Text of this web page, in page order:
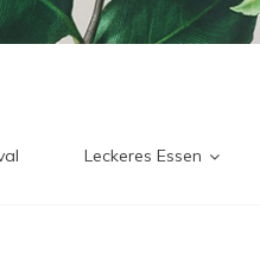
Leckeres Essen